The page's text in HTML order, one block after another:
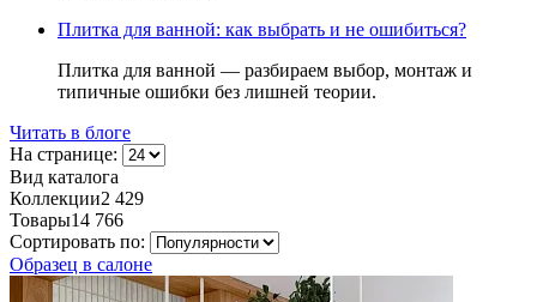
Плитка для ванной: как выбрать и не ошибиться?
Плитка для ванной — разбираем выбор, монтаж и
типичные ошибки без лишней теории.
Читать в блоге
На странице:
Вид каталога
Коллекции2 429
Товары14 766
Сортировать по:
Образец в салоне